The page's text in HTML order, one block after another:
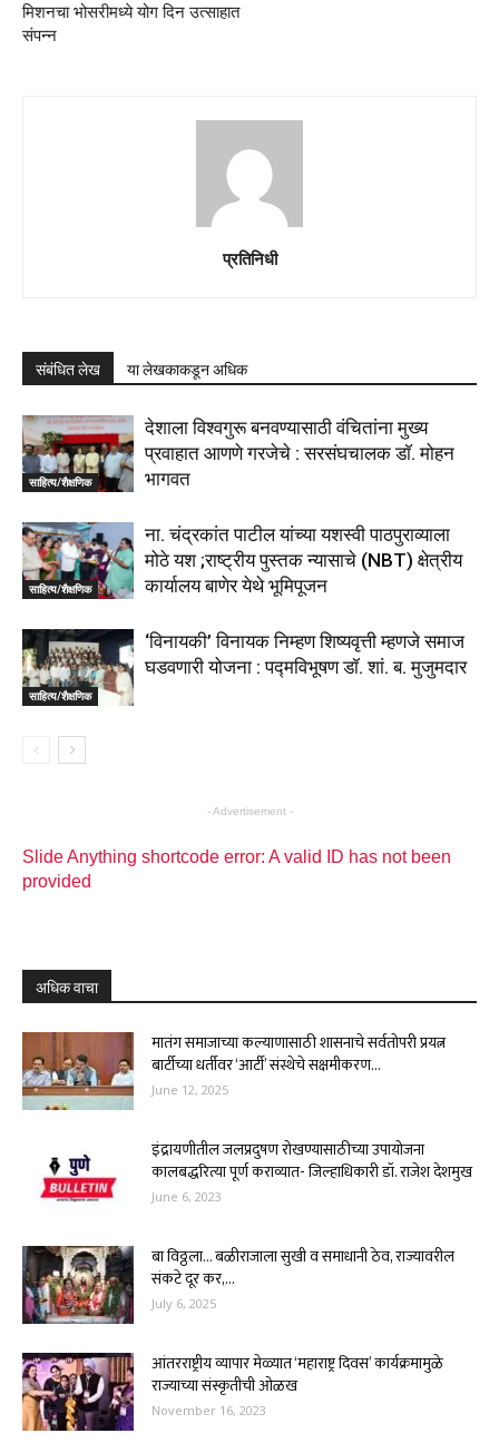
मिशनचा भोसरीमध्ये योग दिन उत्साहात
संपन्न
प्रतिनिधी
संबंधित लेख या लेखकाकडून अधिक
साहित्य/शैक्षणिक
देशाला विश्वगुरू बनवण्यासाठी वंचितांना मुख्य
प्रवाहात आणणे गरजेचे : सरसंघचालक डाॅ. मोहन
भागवत
साहित्य/शैक्षणिक
ना. चंद्रकांत पाटील यांच्या यशस्वी पाठपुराव्याला
मोठे यश ;राष्ट्रीय पुस्तक न्यासाचे (NBT) क्षेत्रीय
कार्यालय बाणेर येथे भूमिपूजन
साहित्य/शैक्षणिक
‘विनायकी’ विनायक निम्हण शिष्यवृत्ती म्हणजे समाज
घडवणारी योजना : पद्मविभूषण डॉ. शां. ब. मुजुमदार
- Advertisement -
Slide Anything shortcode error: A valid ID has not been
provided
अधिक वाचा
मातंग समाजाच्या कल्याणासाठी शासनाचे सर्वतोपरी प्रयत्न
बार्टीच्या धर्तीवर ‘आर्टी’ संस्थेचे सक्षमीकरण...
June 12, 2025
इंद्रायणीतील जलप्रदुषण रोखण्यासाठीच्या उपायोजना
कालबद्धरित्या पूर्ण कराव्यात- जिल्हाधिकारी डॉ. राजेश देशमुख
June 6, 2023
बा विठ्ठला… बळीराजाला सुखी व समाधानी ठेव, राज्यावरील
संकटे दूर कर,...
July 6, 2025
आंतरराष्ट्रीय व्यापार मेळ्यात ‘महाराष्ट्र दिवस’ कार्यक्रमामुळे
राज्याच्या संस्कृतीची ओळख
November 16, 2023